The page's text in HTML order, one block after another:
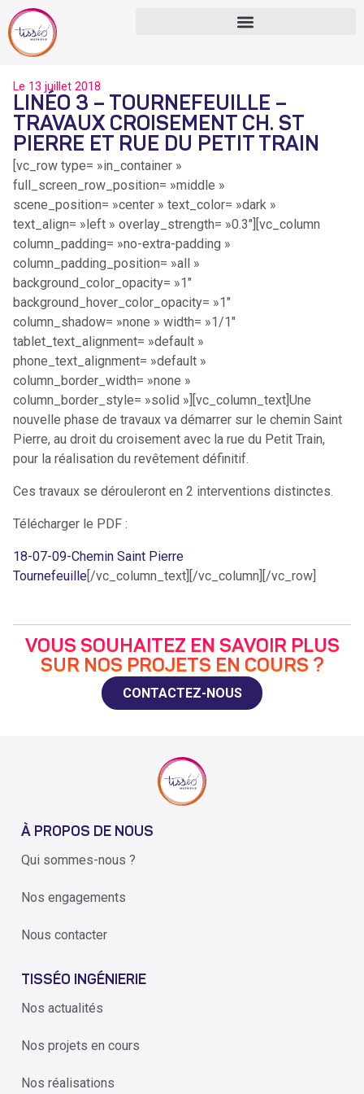
Le 13 juillet 2018
LINÉO 3 – TOURNEFEUILLE –
TRAVAUX CROISEMENT CH. ST
PIERRE ET RUE DU PETIT TRAIN
[vc_row type= »in_container »
full_screen_row_position= »middle »
scene_position= »center » text_color= »dark »
text_align= »left » overlay_strength= »0.3″][vc_column
column_padding= »no-extra-padding »
column_padding_position= »all »
background_color_opacity= »1″
background_hover_color_opacity= »1″
column_shadow= »none » width= »1/1″
tablet_text_alignment= »default »
phone_text_alignment= »default »
column_border_width= »none »
column_border_style= »solid »][vc_column_text]Une
nouvelle phase de travaux va démarrer sur le chemin Saint
Pierre, au droit du croisement avec la rue du Petit Train,
pour la réalisation du revêtement définitif.
Ces travaux se dérouleront en 2 interventions distinctes.
Télécharger le PDF :
18-07-09-Chemin Saint Pierre
Tournefeuille[/vc_column_text][/vc_column][/vc_row]
VOUS SOUHAITEZ EN SAVOIR PLUS
SUR NOS PROJETS EN COURS ?
CONTACTEZ-NOUS
À PROPOS DE NOUS
Qui sommes-nous ?
Nos engagements
Nous contacter
TISSÉO INGÉNIERIE
Nos actualités
Nos projets en cours
Nos réalisations